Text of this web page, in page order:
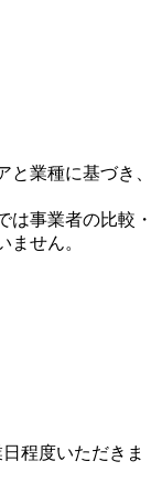
業種に基づき、
は事業者の比較・
ません。
程度いただきま